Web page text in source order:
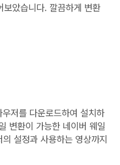
았습니다. 깔끔하게 변환
저를 다운로드하여 설치하
변환이 가능한 네이버 웨일
설정과 사용하는 영상까지